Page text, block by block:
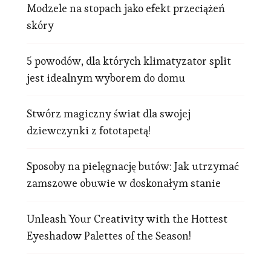
Modzele na stopach jako efekt przeciążeń
skóry
5 powodów, dla których klimatyzator split
jest idealnym wyborem do domu
Stwórz magiczny świat dla swojej
dziewczynki z fototapetą!
Sposoby na pielęgnację butów: Jak utrzymać
zamszowe obuwie w doskonałym stanie
Unleash Your Creativity with the Hottest
Eyeshadow Palettes of the Season!